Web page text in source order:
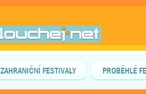
ZAHRANIČNÍ FESTIVALY PROBĚHLÉ